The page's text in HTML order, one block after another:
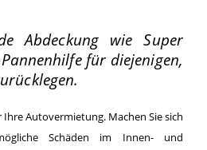
Abdeckung wie Super
für diejenigen,
Autovermietung. Machen Sie sich
Schäden im Innen- und